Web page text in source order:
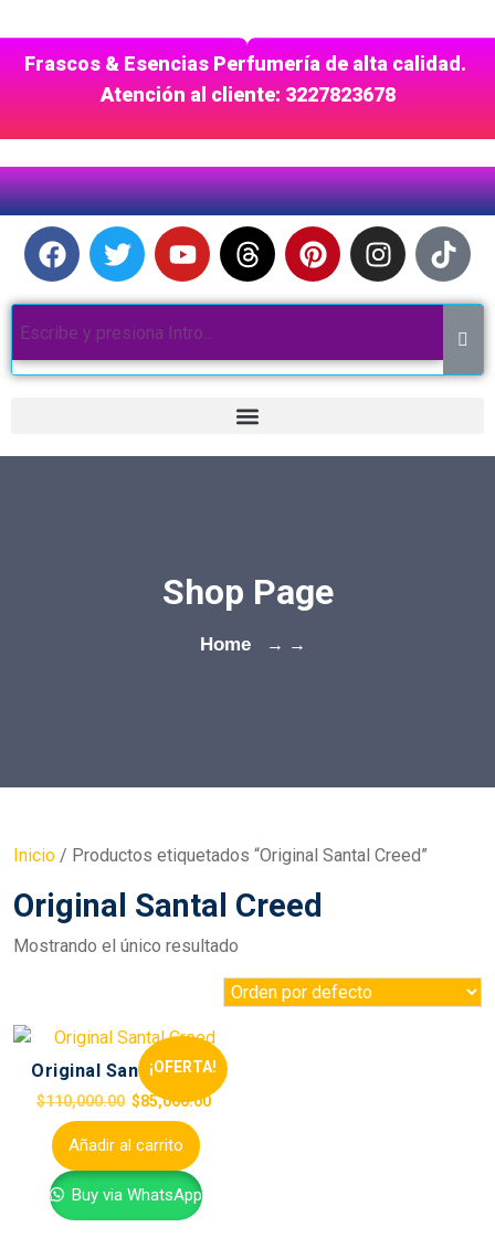
Frascos & Esencias Perfumería de alta calidad.
Atención al cliente: 3227823678
Shop Page
Home → →
Inicio / Productos etiquetados “Original Santal Creed”
Original Santal Creed
Mostrando el único resultado
¡OFERTA!
Original Santal Creed
$110,000.00 $85,000.00
Añadir al carrito
Buy via WhatsApp